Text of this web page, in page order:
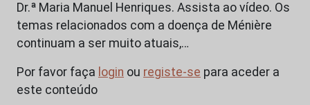
Dr.ª Maria Manuel Henriques. Assista ao vídeo. Os
temas relacionados com a doença de Ménière
continuam a ser muito atuais,…
Por favor faça login ou registe-se para aceder a
este conteúdo